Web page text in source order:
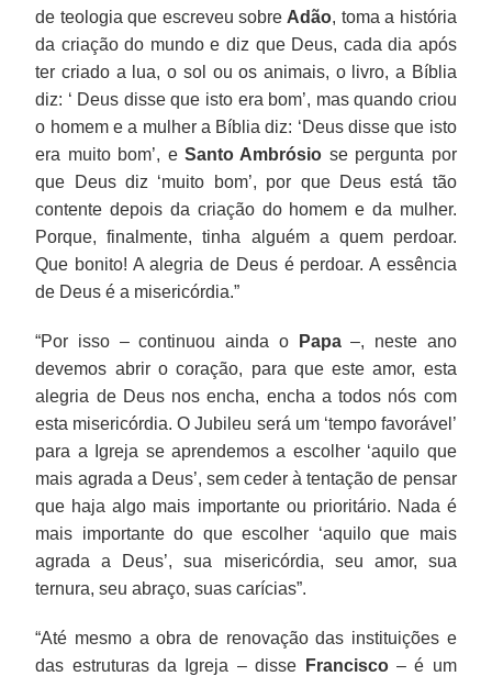
de teologia que escreveu sobre Adão, toma a história
da criação do mundo e diz que Deus, cada dia após
ter criado a lua, o sol ou os animais, o livro, a Bíblia
diz: ‘ Deus disse que isto era bom’, mas quando criou
o homem e a mulher a Bíblia diz: ‘Deus disse que isto
era muito bom’, e Santo Ambrósio se pergunta por
que Deus diz ‘muito bom’, por que Deus está tão
contente depois da criação do homem e da mulher.
Porque, finalmente, tinha alguém a quem perdoar.
Que bonito! A alegria de Deus é perdoar. A essência
de Deus é a misericórdia.”
“Por isso – continuou ainda o Papa–, neste ano
devemos abrir o coração, para que este amor, esta
alegria de Deus nos encha, encha a todos nós com
esta misericórdia. O Jubileu será um ‘tempo favorável’
para a Igreja se aprendemos a escolher ‘aquilo que
mais agrada a Deus’, sem ceder à tentação de pensar
que haja algo mais importante ou prioritário. Nada é
mais importante do que escolher ‘aquilo que mais
agrada a Deus’, sua misericórdia, seu amor, sua
ternura, seu abraço, suas carícias”.
“Até mesmo a obra de renovação das instituições e
das estruturas da Igreja – disse
Francisco– é um